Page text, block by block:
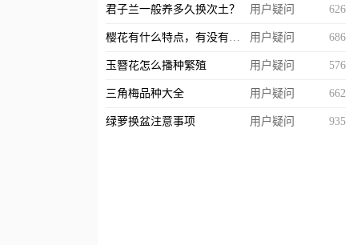
君子兰一般养多久换次土？ 用户疑问 626
樱花有什么特点，有没有观赏价值？ 用户疑问 686
玉簪花怎么播种繁殖 用户疑问 576
三角梅品种大全 用户疑问 662
绿萝换盆注意事项 用户疑问 935